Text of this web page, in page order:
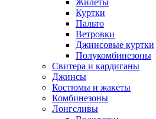
Жилеты
Куртки
Пальто
Ветровки
Джинсовые куртки
Полукомбинезоны
Свитера и кардиганы
Джинсы
Костюмы и жакеты
Комбинезоны
Лонгсливы